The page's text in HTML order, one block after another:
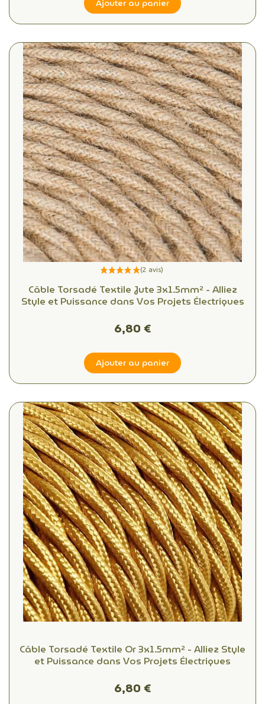
(1
Ajouter au panier
Câble Torsadé Textile Jute 3x1.5mm² - Alliez
Style et Puissance dans Vos Projets Électriques
6,80 €
Ajouter au panier
Câble Torsadé Textile Or 3x1.5mm² - Alliez Style
et Puissance dans Vos Projets Électriques
6,80 €